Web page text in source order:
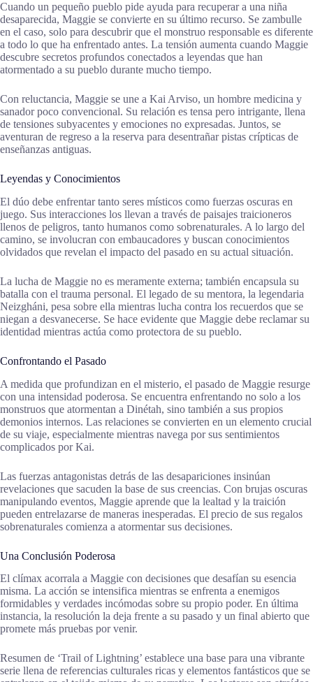
Cuando un pequeño pueblo pide ayuda para recuperar a una niña
desaparecida, Maggie se convierte en su último recurso. Se zambulle
en el caso, solo para descubrir que el monstruo responsable es diferente
a todo lo que ha enfrentado antes. La tensión aumenta cuando Maggie
descubre secretos profundos conectados a leyendas que han
atormentado a su pueblo durante mucho tiempo.
Con reluctancia, Maggie se une a Kai Arviso, un hombre medicina y
sanador poco convencional. Su relación es tensa pero intrigante, llena
de tensiones subyacentes y emociones no expresadas. Juntos, se
aventuran de regreso a la reserva para desentrañar pistas crípticas de
enseñanzas antiguas.
Leyendas y Conocimientos
El dúo debe enfrentar tanto seres místicos como fuerzas oscuras en
juego. Sus interacciones los llevan a través de paisajes traicioneros
llenos de peligros, tanto humanos como sobrenaturales. A lo largo del
camino, se involucran con embaucadores y buscan conocimientos
olvidados que revelan el impacto del pasado en su actual situación.
La lucha de Maggie no es meramente externa; también encapsula su
batalla con el trauma personal. El legado de su mentora, la legendaria
Neizgháni, pesa sobre ella mientras lucha contra los recuerdos que se
niegan a desvanecerse. Se hace evidente que Maggie debe reclamar su
identidad mientras actúa como protectora de su pueblo.
Confrontando el Pasado
A medida que profundizan en el misterio, el pasado de Maggie resurge
con una intensidad poderosa. Se encuentra enfrentando no solo a los
monstruos que atormentan a Dinétah, sino también a sus propios
demonios internos. Las relaciones se convierten en un elemento crucial
de su viaje, especialmente mientras navega por sus sentimientos
complicados por Kai.
Las fuerzas antagonistas detrás de las desapariciones insinúan
revelaciones que sacuden la base de sus creencias. Con brujas oscuras
manipulando eventos, Maggie aprende que la lealtad y la traición
pueden entrelazarse de maneras inesperadas. El precio de sus regalos
sobrenaturales comienza a atormentar sus decisiones.
Una Conclusión Poderosa
El clímax acorrala a Maggie con decisiones que desafían su esencia
misma. La acción se intensifica mientras se enfrenta a enemigos
formidables y verdades incómodas sobre su propio poder. En última
instancia, la resolución la deja frente a su pasado y un final abierto que
promete más pruebas por venir.
Resumen de ‘Trail of Lightning’ establece una base para una vibrante
serie llena de referencias culturales ricas y elementos fantásticos que se